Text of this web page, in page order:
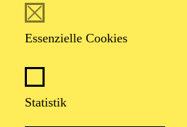
Essenzielle Cookies
Statistik